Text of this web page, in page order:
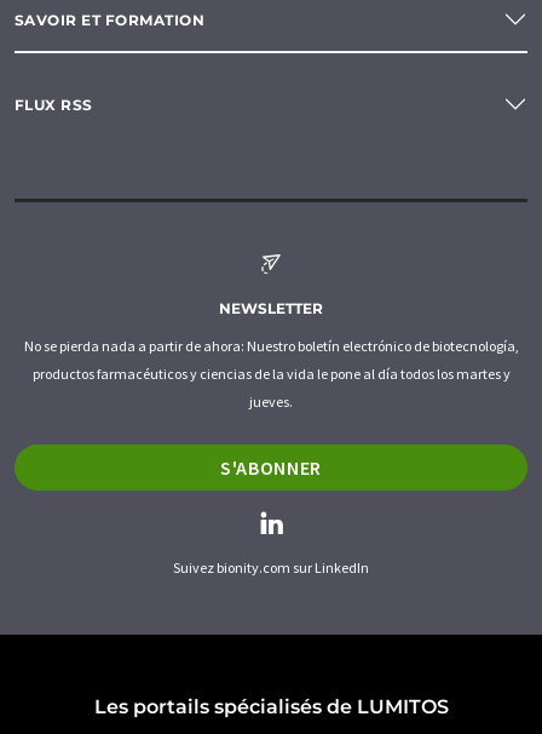
SAVOIR ET FORMATION
FLUX RSS
NEWSLETTER
No se pierda nada a partir de ahora: Nuestro boletín electrónico de biotecnología,
productos farmacéuticos y ciencias de la vida le pone al día todos los martes y
jueves.
S'ABONNER
Suivez bionity.com sur LinkedIn
Les portails spécialisés de LUMITOS